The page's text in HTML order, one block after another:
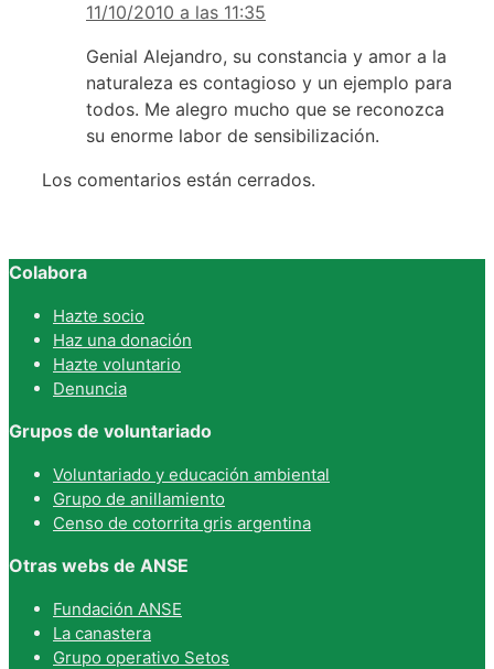
11/10/2010 a las 11:35
Genial Alejandro, su constancia y amor a la
naturaleza es contagioso y un ejemplo para
todos. Me alegro mucho que se reconozca
su enorme labor de sensibilización.
Los comentarios están cerrados.
Colabora
Hazte socio
Haz una donación
Hazte voluntario
Denuncia
Grupos de voluntariado
Voluntariado y educación ambiental
Grupo de anillamiento
Censo de cotorrita gris argentina
Otras webs de ANSE
Fundación ANSE
La canastera
Grupo operativo Setos